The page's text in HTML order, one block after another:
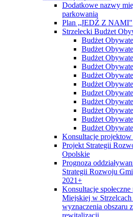
Dodatkowe nazwy
parkowania
Plan „JEDŹ Z NAMI"
Strzelecki Budżet
Budżet
Budżet
Budżet
Budżet
Budżet
Budżet
Budzet
Budżet
Budżet
Budżet
Budżet
Konsultacje
Projekt Strategii
Opolskie
Prognoza
Strategii Rozwoju
2021+
Konsultacje
Miejskiej w
wyznaczenia obszaru
rewitalizacji